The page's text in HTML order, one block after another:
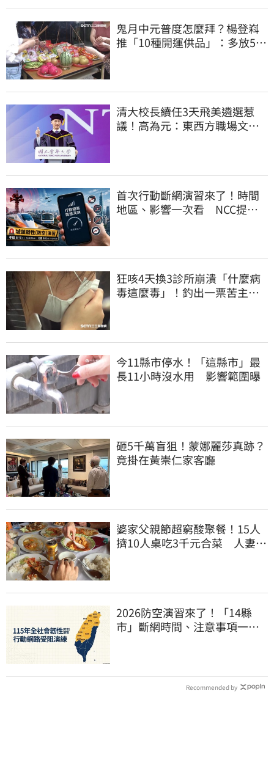
鬼月中元普度怎麼拜？楊登嵙
推「10種開運供品」：多放5顆
清大校長續任3天飛美遴選惹
議！高為元：東西方職場文化
首次行動斷網演習來了！時間
地區、影響一次看 NCC提醒
狂咳4天換3診所崩潰「什麼病
毒這麼毒」！釣出一票苦主：
今11縣市停水！「這縣市」最
長11小時沒水用 影響範圍曝
砸5千萬盲狙！蒙娜麗莎真跡？
竟掛在黃崇仁家客廳
婆家父親節超窮酸聚餐！15人
擠10人桌吃3千元合菜 人妻怒
2026防空演習來了！「14縣
市」斷網時間、注意事項一次
Recommended by